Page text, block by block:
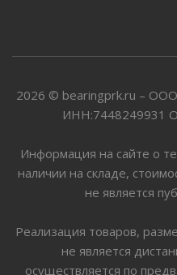
2026 © bearingprk.ru –
ИНН:7448249931
Информация на сайте о
наличии на складе,
не является
Реализация товаров,
не является
осуществляется по